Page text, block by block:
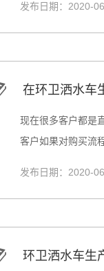
发布日期：2020-
在环卫洒水车
现在很多客户都是
客户如果对购买流
发布日期：2020-
环卫洒水车生